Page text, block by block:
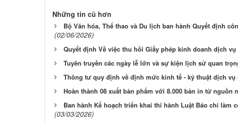
Những tin cũ hơn
Bộ Văn hóa, Thể thao và Du lịch ban hành Quyết định
(02/06/2026)
Quyết định Về việc thu hồi Giấy phép kinh doanh dịch
Tuyên truyền các ngày lễ lớn và sự kiện lịch sử quan
Thông tư quy định về định mức kinh tế - kỹ thuật dịch
Hoàn thành 08 xuất bản phẩm với 8.000 bản in từ nguồn
Ban hành Kế hoạch triển khai thi hành Luật Báo chí
(03/03/2026)